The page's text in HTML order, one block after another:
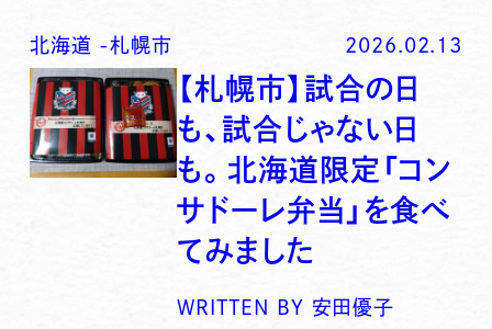
北海道 -札幌市 2026.02.13
【札幌市】試合の日
も、試合じゃない日
も。北海道限定「コン
サドーレ弁当」を食べ
てみました
WRITTEN BY 安田優子